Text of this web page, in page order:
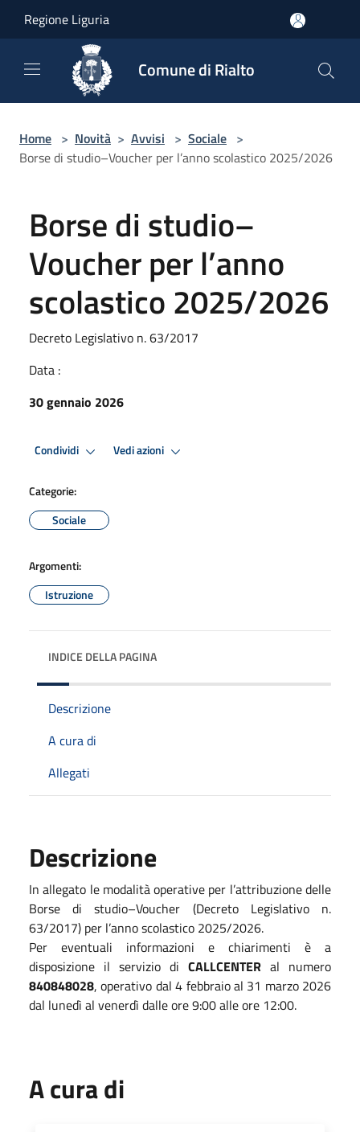
Regione Liguria
Comune di Rialto
Home > Novità > Avvisi > Sociale >
Borse di studio–Voucher per l’anno scolastico 2025/2026
Borse di studio–
Voucher per l’anno
scolastico 2025/2026
Decreto Legislativo n. 63/2017
Data :
30 gennaio 2026
Condividi Vedi azioni
Categorie:
Sociale
Argomenti:
Istruzione
INDICE DELLA PAGINA
Descrizione
A cura di
Allegati
Descrizione
In allegato le modalità operative per l’attribuzione delle
Borse di studio–Voucher (Decreto Legislativo n.
63/2017) per l’anno scolastico 2025/2026.
Per eventuali informazioni e chiarimenti è a
disposizione il servizio di CALLCENTER al numero
840848028, operativo dal 4 febbraio al 31 marzo 2026
dal lunedì al venerdì dalle ore 9:00 alle ore 12:00.
A cura di